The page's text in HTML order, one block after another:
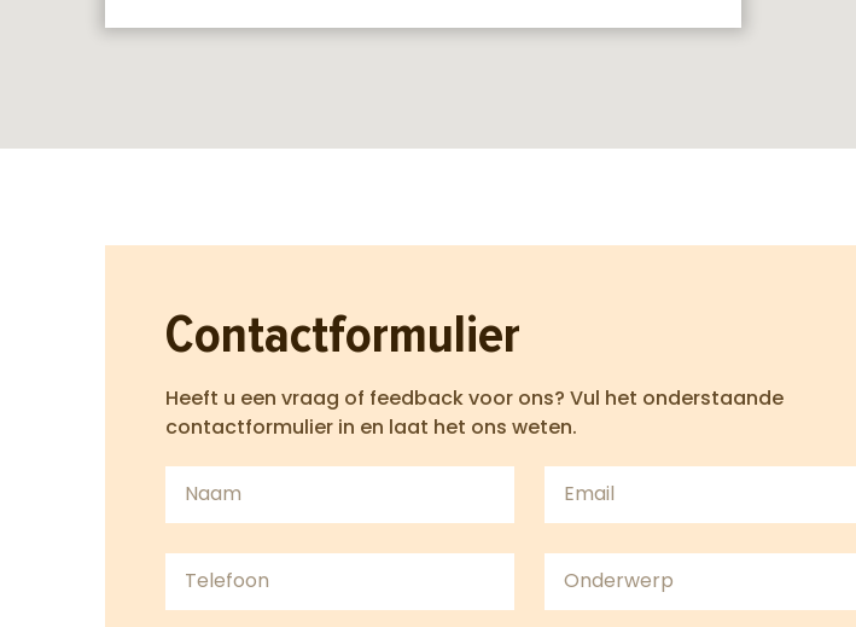
Contactformulier
Heeft u een vraag of feedback voor ons? Vul het onderstaande
contactformulier in en laat het ons weten.